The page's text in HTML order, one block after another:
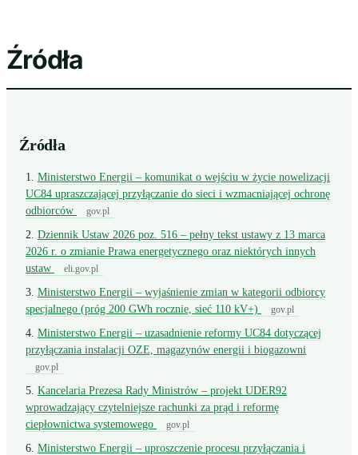
Źródła
Źródła
Ministerstwo Energii – komunikat o wejściu w życie nowelizacji
UC84 upraszczającej przyłączanie do sieci i wzmacniającej ochronę
odbiorców
gov.pl
Dziennik Ustaw 2026 poz. 516 – pełny tekst ustawy z 13 marca
2026 r. o zmianie Prawa energetycznego oraz niektórych innych
ustaw
eli.gov.pl
Ministerstwo Energii – wyjaśnienie zmian w kategorii odbiorcy
specjalnego (próg 200 GWh rocznie, sieć 110 kV+)
gov.pl
Ministerstwo Energii – uzasadnienie reformy UC84 dotyczącej
przyłączania instalacji OZE, magazynów energii i biogazowni
gov.pl
Kancelaria Prezesa Rady Ministrów – projekt UDER92
wprowadzający czytelniejsze rachunki za prąd i reformę
ciepłownictwa systemowego
gov.pl
Ministerstwo Energii – uproszczenie procesu przyłączania i